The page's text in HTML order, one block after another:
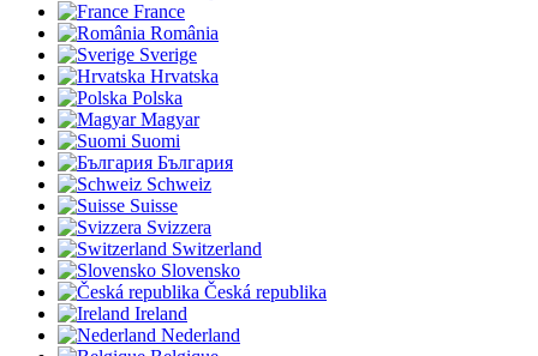
France
România
Sverige
Hrvatska
Polska
Magyar
Suomi
България
Schweiz
Suisse
Svizzera
Switzerland
Slovensko
Česká republika
Ireland
Nederland